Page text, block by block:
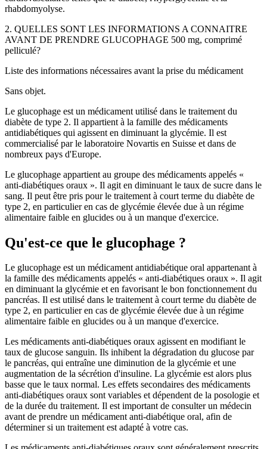
rhabdomyolyse.
2. QUELLES SONT LES INFORMATIONS A CONNAITRE
AVANT DE PRENDRE GLUCOPHAGE 500 mg, comprimé
pelliculé?
Liste des informations nécessaires avant la prise du médicament
Sans objet.
Le glucophage est un médicament utilisé dans le traitement du
diabète de type 2. Il appartient à la famille des médicaments
antidiabétiques qui agissent en diminuant la glycémie. Il est
commercialisé par le laboratoire Novartis en Suisse et dans de
nombreux pays d'Europe.
Le glucophage appartient au groupe des médicaments appelés «
anti-diabétiques oraux ». Il agit en diminuant le taux de sucre dans le
sang. Il peut être pris pour le traitement à court terme du diabète de
type 2, en particulier en cas de glycémie élevée due à un régime
alimentaire faible en glucides ou à un manque d'exercice.
Qu'est-ce que le glucophage ?
Le glucophage est un médicament antidiabétique oral appartenant à
la famille des médicaments appelés « anti-diabétiques oraux ». Il agit
en diminuant la glycémie et en favorisant le bon fonctionnement du
pancréas. Il est utilisé dans le traitement à court terme du diabète de
type 2, en particulier en cas de glycémie élevée due à un régime
alimentaire faible en glucides ou à un manque d'exercice.
Les médicaments anti-diabétiques oraux agissent en modifiant le
taux de glucose sanguin. Ils inhibent la dégradation du glucose par
le pancréas, qui entraîne une diminution de la glycémie et une
augmentation de la sécrétion d'insuline. La glycémie est alors plus
basse que le taux normal. Les effets secondaires des médicaments
anti-diabétiques oraux sont variables et dépendent de la posologie et
de la durée du traitement. Il est important de consulter un médecin
avant de prendre un médicament anti-diabétique oral, afin de
déterminer si un traitement est adapté à votre cas.